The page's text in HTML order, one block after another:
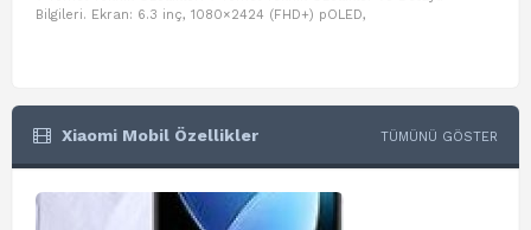
Bilgileri. Ekran: 6.3 inç, 1080×2424 (FHD+) pOLED,
Xiaomi Mobil Özellikler TÜMÜNÜ GÖSTER